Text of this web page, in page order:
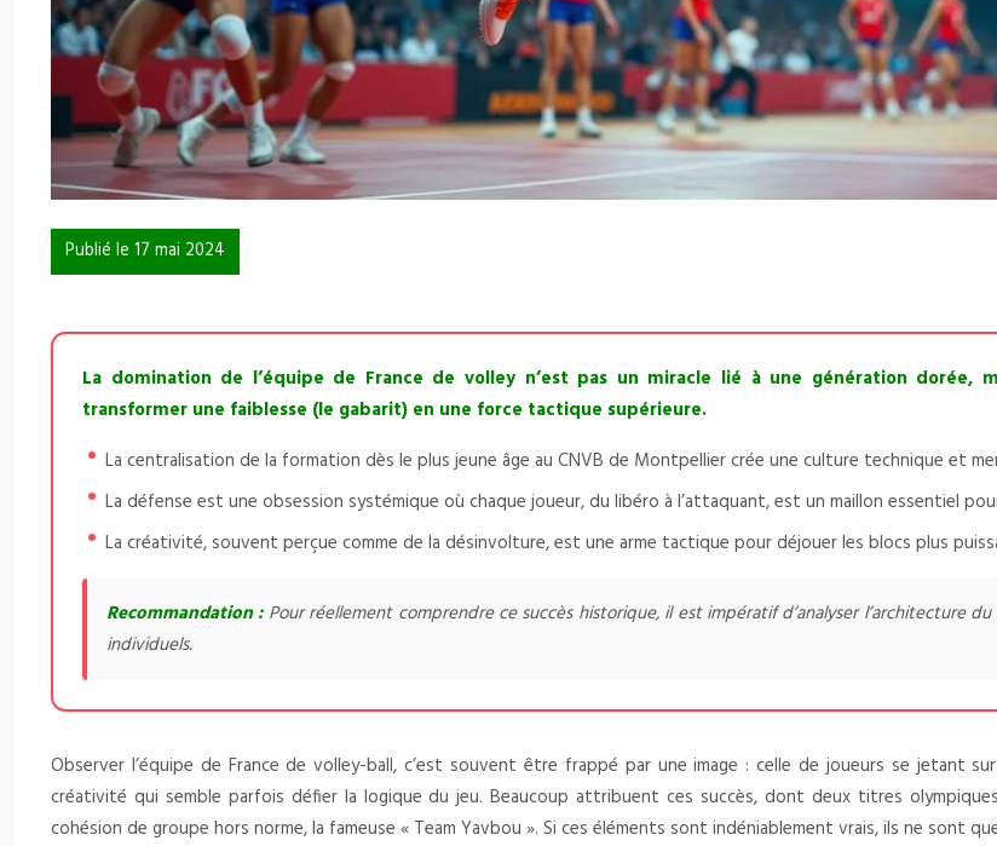
Publié le 17 mai 2024
La domination de l’équipe de France de volley n’est pas un miracle lié à une génération dorée,
transformer une faiblesse (le gabarit) en une force tactique supérieure.
La centralisation de la formation dès le plus jeune âge au CNVB de Montpellier crée une culture technique et
La défense est une obsession systémique où chaque joueur, du libéro à l’attaquant, est un maillon essentiel
La créativité, souvent perçue comme de la désinvolture, est une arme tactique pour déjouer les blocs plus
Recommandation :Pour réellement comprendre ce succès historique, il est impératif d’analyser l’architecture
individuels.
Observer l’équipe de France de volley-ball, c’est souvent être frappé par une image : celle de joueurs se jetant
créativité qui semble parfois défier la logique du jeu. Beaucoup attribuent ces succès, dont deux titres
cohésion de groupe hors norme, la fameuse « Team Yavbou ». Si ces éléments sont indéniablement vrais, ils ne sont